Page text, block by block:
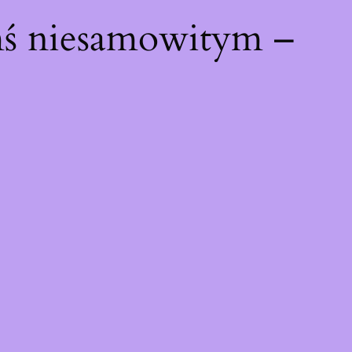
niesamowitym –